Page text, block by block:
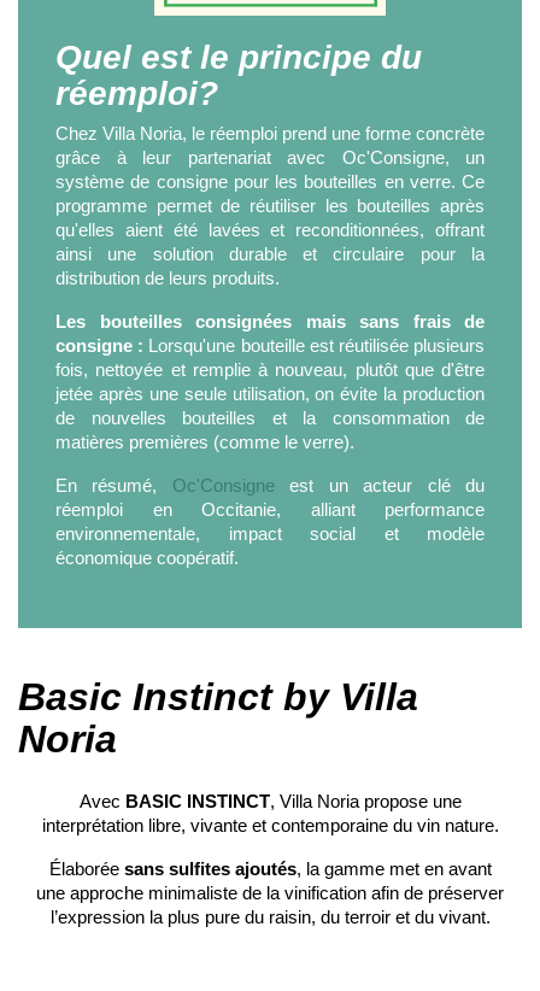
Quel est le principe du
réemploi?
Chez Villa Noria, le réemploi prend une forme concrète
grâce à leur partenariat avec Oc'Consigne, un
système de consigne pour les bouteilles en verre. Ce
programme permet de réutiliser les bouteilles après
qu'elles aient été lavées et reconditionnées, offrant
ainsi une solution durable et circulaire pour la
distribution de leurs produits.
Les bouteilles consignées mais sans frais de
consigne : Lorsqu'une bouteille est réutilisée plusieurs
fois, nettoyée et remplie à nouveau, plutôt que d'être
jetée après une seule utilisation, on évite la production
de nouvelles bouteilles et la consommation de
matières premières (comme le verre).
En résumé, Oc'Consigneest un acteur clé du
réemploi en Occitanie, alliant performance
environnementale, impact social et modèle
économique coopératif.
Basic Instinct by Villa
Noria
Avec BASIC INSTINCT, Villa Noria propose une
interprétation libre, vivante et contemporaine du vin nature.
Élaborée sans sulfites ajoutés, la gamme met en avant
une approche minimaliste de la vinification afin de préserver
l’expression la plus pure du raisin, du terroir et du vivant.